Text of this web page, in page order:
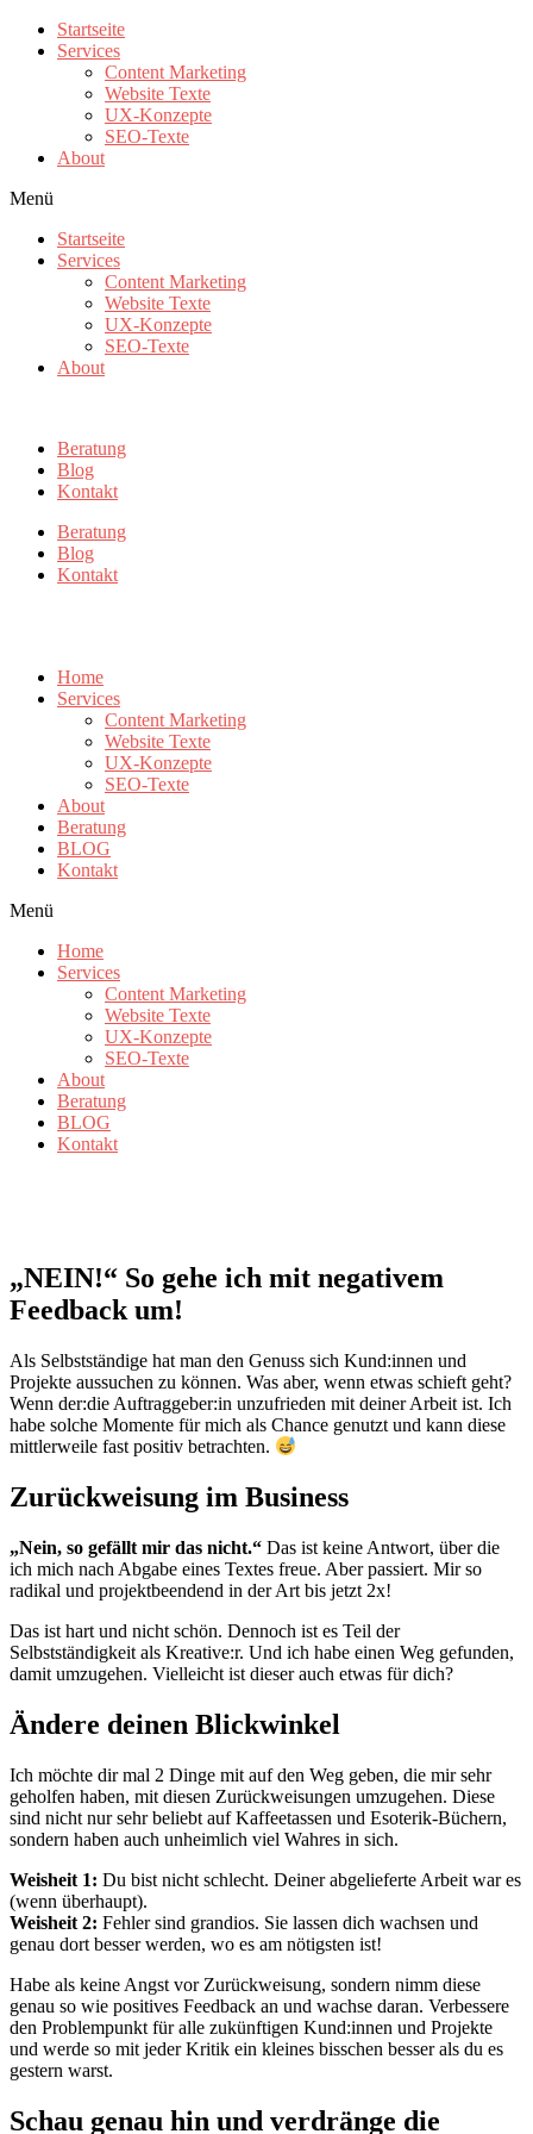
Zum
Inhalt
Startseite
Services
Content Marketing
Website Texte
UX-Konzepte
SEO-Texte
About
Menü
Startseite
Services
Content Marketing
Website Texte
UX-Konzepte
SEO-Texte
About
Beratung
Blog
Kontakt
Beratung
Blog
Kontakt
Home
Services
Content Marketing
Website Texte
UX-Konzepte
SEO-Texte
About
Beratung
BLOG
Kontakt
Menü
Home
Services
Content Marketing
Website Texte
UX-Konzepte
SEO-Texte
About
Beratung
BLOG
Kontakt
„NEIN!“ So gehe ich mit negativem
Feedback um!
Als Selbstständige hat man den Genuss sich Kund:innen und
Projekte aussuchen zu können. Was aber, wenn etwas schieft geht?
Wenn der:die Auftraggeber:in unzufrieden mit deiner Arbeit ist. Ich
habe solche Momente für mich als Chance genutzt und kann diese
mittlerweile fast positiv betrachten.
Zurückweisung im Business
„Nein, so gefällt mir das nicht.“ Das ist keine Antwort, über die
ich mich nach Abgabe eines Textes freue. Aber passiert. Mir so
radikal und projektbeendend in der Art bis jetzt 2x!
Das ist hart und nicht schön. Dennoch ist es Teil der
Selbstständigkeit als Kreative:r. Und ich habe einen Weg gefunden,
damit umzugehen. Vielleicht ist dieser auch etwas für dich?
Ändere deinen Blickwinkel
Ich möchte dir mal 2 Dinge mit auf den Weg geben, die mir sehr
geholfen haben, mit diesen Zurückweisungen umzugehen. Diese
sind nicht nur sehr beliebt auf Kaffeetassen und Esoterik-Büchern,
sondern haben auch unheimlich viel Wahres in sich.
Weisheit 1: Du bist nicht schlecht. Deiner abgelieferte Arbeit war es
(wenn überhaupt).
Weisheit 2: Fehler sind grandios. Sie lassen dich wachsen und
genau dort besser werden, wo es am nötigsten ist!
Habe als keine Angst vor Zurückweisung, sondern nimm diese
genau so wie positives Feedback an und wachse daran. Verbessere
den Problempunkt für alle zukünftigen Kund:innen und Projekte
und werde so mit jeder Kritik ein kleines bisschen besser als du es
gestern warst.
Schau genau hin und verdränge die